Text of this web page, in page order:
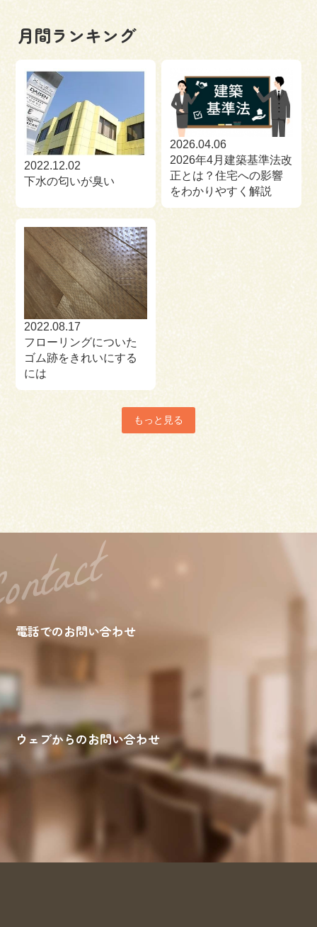
月間ランキング
2022.12.02
下水の匂いが臭い
2026.04.06
2026年4月建築基準法改
正とは？住宅への影響
をわかりやすく解説
2022.08.17
フローリングについた
ゴム跡をきれいにする
には
もっと見る
電話でのお問い合わせ
ウェブからのお問い合わせ
お問い合わせ 資料請求